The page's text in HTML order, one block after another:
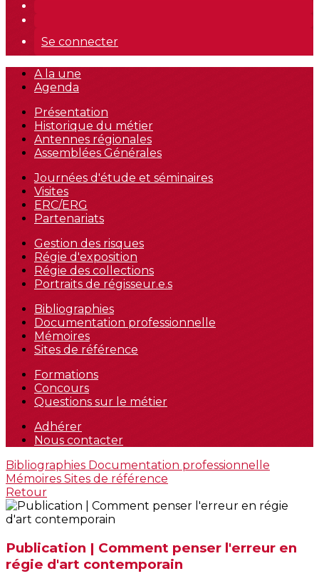
Se connecter
A la une
Agenda
Présentation
Historique du métier
Antennes régionales
Assemblées Générales
Journées d'étude et séminaires
Visites
ERC/ERG
Partenariats
Gestion des risques
Régie d'exposition
Régie des collections
Portraits de régisseur.e.s
Bibliographies
Documentation professionnelle
Mémoires
Sites de référence
Formations
Concours
Questions sur le métier
Adhérer
Nous contacter
Bibliographies Documentation professionnelle
Mémoires Sites de référence
Retour
Publication | Comment penser l'erreur en
régie d'art contemporain